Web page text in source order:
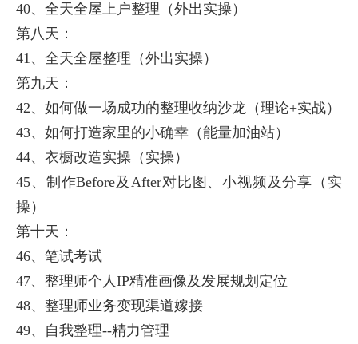
40、全天全屋上户整理（外出实操）
第八天：
41、全天全屋整理（外出实操）
第九天：
42、如何做一场成功的整理收纳沙龙（理论+实战）
43、如何打造家里的小确幸（能量加油站）
44、衣橱改造实操（实操）
45、制作Before及After对比图、小视频及分享（实
操）
第十天：
46、笔试考试
47、整理师个人IP精准画像及发展规划定位
48、整理师业务变现渠道嫁接
49、自我整理--精力管理